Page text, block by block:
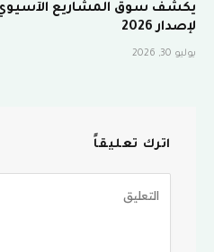
لإصدار 2026
يوليو 30, 2026
اترك تعليقاً